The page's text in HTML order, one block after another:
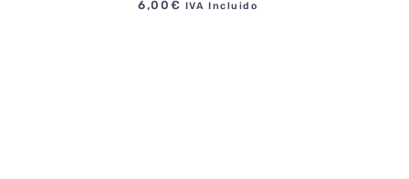
6,00 € IVA Incluido